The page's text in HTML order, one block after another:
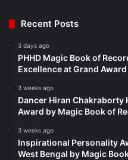
Recent Posts
3 days ago
PHHD Magic Book of
Excellence at Grand
3 weeks ago
Dancer Hiran
Award by Magic Book of
3 weeks ago
Inspirational Personality
West Bengal by Magic